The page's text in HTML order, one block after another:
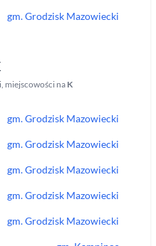
gm.Grodzisk Mazowiecki
, miejscowości na K
gm.Grodzisk Mazowiecki
gm.Grodzisk Mazowiecki
gm.Grodzisk Mazowiecki
gm.Grodzisk Mazowiecki
gm.Grodzisk Mazowiecki